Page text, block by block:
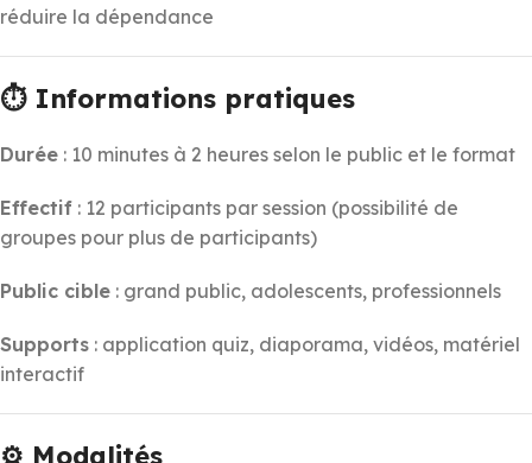
réduire la dépendance
⏱️ Informations pratiques
Durée : 10 minutes à 2 heures selon le public et le format
Effectif : 12 participants par session (possibilité de
groupes pour plus de participants)
Public cible : grand public, adolescents, professionnels
Supports : application quiz, diaporama, vidéos, matériel
interactif
⚙️ Modalités